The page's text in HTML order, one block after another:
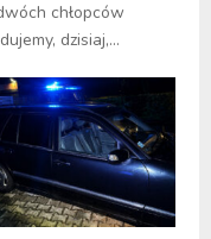
chłopców
dzisiaj,...